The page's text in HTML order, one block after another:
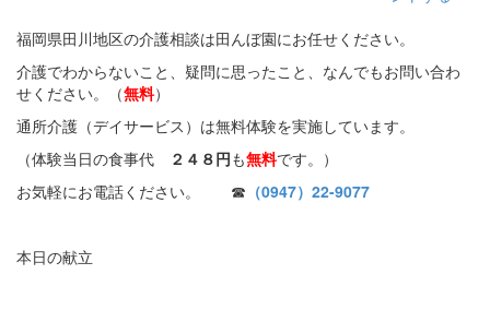
福岡県田川地区の介護相談は田んぼ園にお任せください。
介護でわからないこと、疑問に思ったこと、なんでもお問い合わ
せください。（無料）
通所介護（デイサービス）は無料体験を実施しています。
（体験当日の食事代
２４８円も無料です。）
お気軽にお電話ください。 ☎ （0947）22-9077
本日の献立